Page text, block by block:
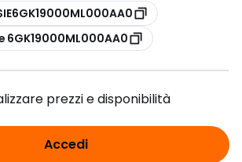
prezzi e disponibilità
Accedi